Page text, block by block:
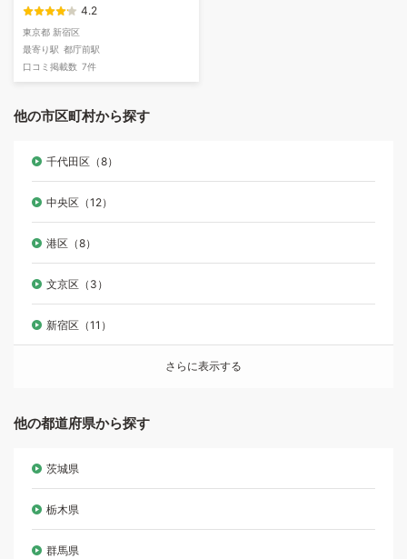
4.2
東京都 新宿区
最寄り駅 都庁前駅
口コミ掲載数 7件
他の市区町村から探す
千代田区（8）
中央区（12）
港区（8）
文京区（3）
新宿区（11）
さらに表示する
他の都道府県から探す
茨城県
栃木県
群馬県